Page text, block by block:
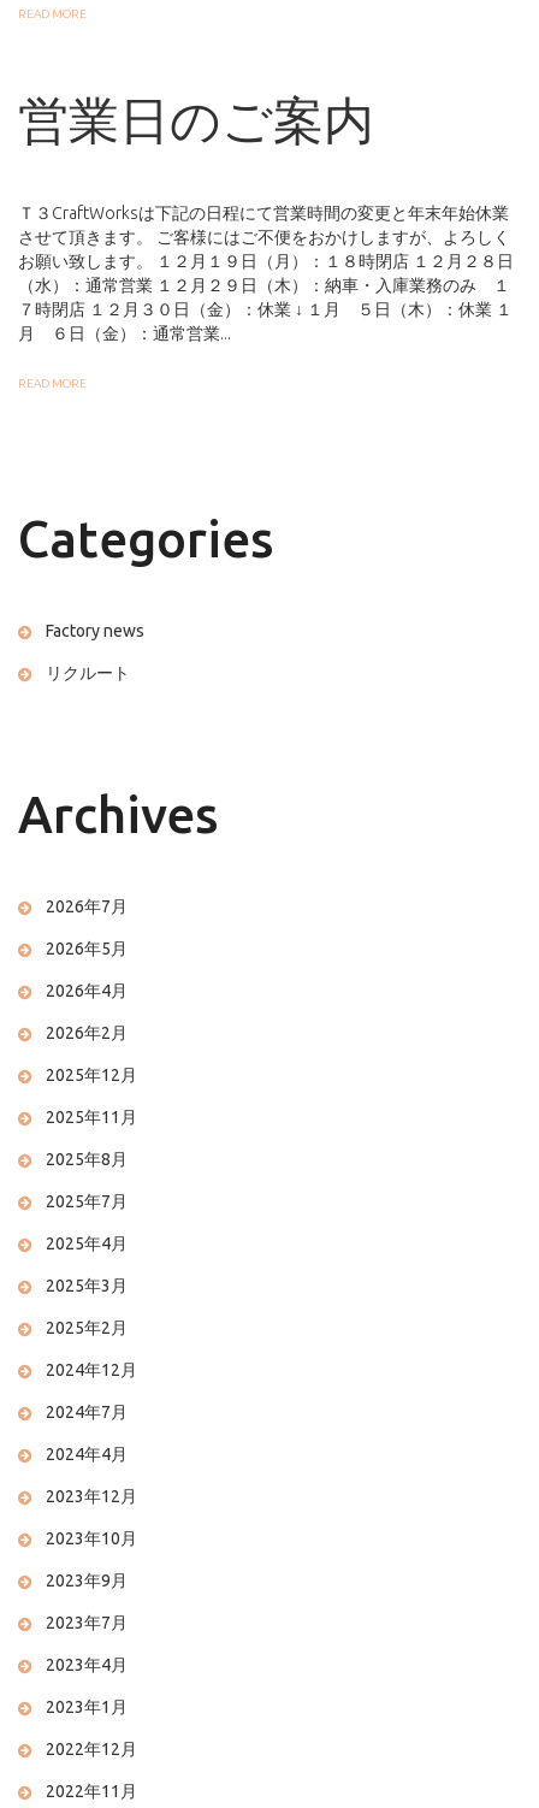
READ MORE
営業日のご案内
Ｔ３CraftWorksは下記の日程にて営業時間の変更と年末年始休業
させて頂きます。 ご客様にはご不便をおかけしますが、よろしく
お願い致します。 １２月１９日（月）：１８時閉店 １２月２８日
（水）：通常営業 １２月２９日（木）：納車・入庫業務のみ １
７時閉店 １２月３０日（金）：休業 ↓ １月 ５日（木）：休業 １
月 ６日（金）：通常営業...
READ MORE
Categories
Factory news
リクルート
Archives
2026年7月
2026年5月
2026年4月
2026年2月
2025年12月
2025年11月
2025年8月
2025年7月
2025年4月
2025年3月
2025年2月
2024年12月
2024年7月
2024年4月
2023年12月
2023年10月
2023年9月
2023年7月
2023年4月
2023年1月
2022年12月
2022年11月